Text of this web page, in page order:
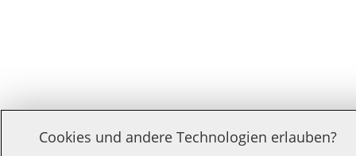
Cookies und andere Technologien erlauben?